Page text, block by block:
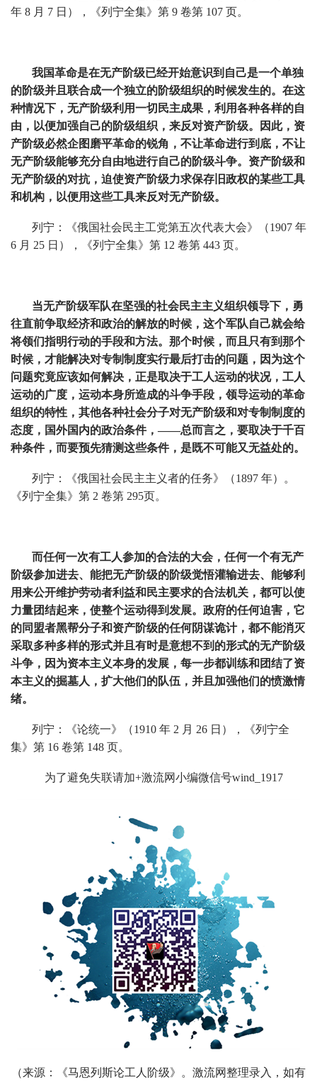
年 8 月 7 日），《列宁全集》第 9 卷第 107 页。
我国革命是在无产阶级已经开始意识到自己是一个单独
的阶级并且联合成一个独立的阶级组织的时候发生的。在这
种情况下，无产阶级利用一切民主成果，利用各种各样的自
由，以便加强自己的阶级组织，来反对资产阶级。因此，资
产阶级必然企图磨平革命的锐角，不让革命进行到底，不让
无产阶级能够充分自由地进行自己的阶级斗争。资产阶级和
无产阶级的对抗，迫使资产阶级力求保存旧政权的某些工具
和机构，以便用这些工具来反对无产阶级。
列宁：《俄国社会民主工党第五次代表大会》（1907 年
6 月 25 日），《列宁全集》第 12 卷第 443 页。
当无产阶级军队在坚强的社会民主主义组织领导下，勇
往直前争取经济和政治的解放的时候，这个军队自己就会给
将领们指明行动的手段和方法。那个时候，而且只有到那个
时候，才能解决对专制制度实行最后打击的问题，因为这个
问题究竟应该如何解决，正是取决于工人运动的状况，工人
运动的广度，运动本身所造成的斗争手段，领导运动的革命
组织的特性，其他各种社会分子对无产阶级和对专制制度的
态度，国外国内的政治条件，——总而言之，要取决于千百
种条件，而要预先猜测这些条件，是既不可能又无益处的。
列宁：《俄国社会民主主义者的任务》（1897 年）。
《列宁全集》第 2 卷第 295页。
而任何一次有工人参加的合法的大会，任何一个有无产
阶级参加进去、能把无产阶级的阶级觉悟灌输进去、能够利
用来公开维护劳动者利益和民主要求的合法机关，都可以使
力量团结起来，使整个运动得到发展。政府的任何迫害，它
的同盟者黑帮分子和资产阶级的任何阴谋诡计，都不能消灭
采取多种多样的形式并且有时是意想不到的形式的无产阶级
斗争，因为资本主义本身的发展，每一步都训练和团结了资
本主义的掘墓人，扩大他们的队伍，并且加强他们的愤激情
绪。
列宁：《论统一》（1910 年 2 月 26 日），《列宁全
集》第 16 卷第 148 页。
为了避免失联请加+激流网小编微信号wind_1917
（来源：《马恩列斯论工人阶级》。激流网整理录入，如有